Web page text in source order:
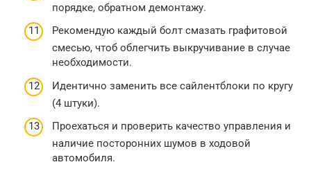
порядке, обратном демонтажу.
Рекомендую каждый болт смазать графитовой
смесью, чтоб облегчить выкручивание в случае
необходимости.
Идентично заменить все сайлентблоки по кругу
(4 штуки).
Проехаться и проверить качество управления и
наличие посторонних шумов в ходовой
автомобиля.